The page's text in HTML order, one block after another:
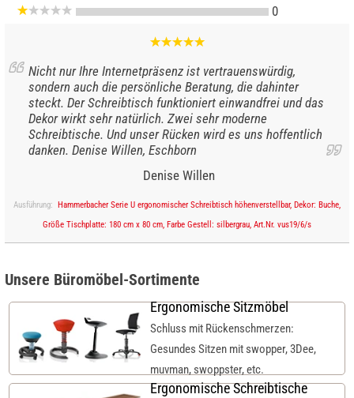
0
Nicht nur Ihre Internetpräsenz ist vertrauenswürdig,
sondern auch die persönliche Beratung, die dahinter
steckt. Der Schreibtisch funktioniert einwandfrei und das
Dekor wirkt sehr natürlich. Zwei sehr moderne
Schreibtische. Und unser Rücken wird es uns hoffentlich
danken. Denise Willen, Eschborn
Denise Willen
Ausführung: Hammerbacher Serie U ergonomischer Schreibtisch höhenverstellbar, Dekor: Buche,
Größe Tischplatte: 180 cm x 80 cm, Farbe Gestell: silbergrau, Art.Nr. vus19/6/s
Unsere Büromöbel-Sortimente
Ergonomische Sitzmöbel
Schluss mit Rückenschmerzen:
Gesundes Sitzen mit swopper, 3Dee,
muvman, swoppster, etc.
Ergonomische Schreibtische